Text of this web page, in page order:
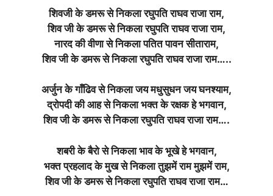
शिवजी के डमरू से निकला रघुपति राघव राजा राम,
शिव जी के डमरू से निकला रघुपति राघव राजा राम,
नारद की वीणा से निकला पतित पावन सीताराम,
शिव जी के डमरू से निकला रघुपति राघव राजा राम…..
अर्जुन के गाँढिव से निकला जय मधुसुधन जय घनश्याम,
द्रोपदी की आह से निकला भक्त के रक्षक हे भगवान,
शिव जी के डमरू से निकला रघुपति राघव राजा राम….
शबरी के बैरो से निकला भाव के भूखे हे भगवान,
भक्त प्रहलाद के मुख से निकला तुझमें राम मुझमें राम,
शिव जी के डमरू से निकला रघुपति राघव राजा राम…